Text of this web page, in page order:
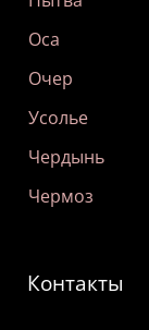
Оса
Очер
Усолье
Чердынь
Чермоз
Контакты